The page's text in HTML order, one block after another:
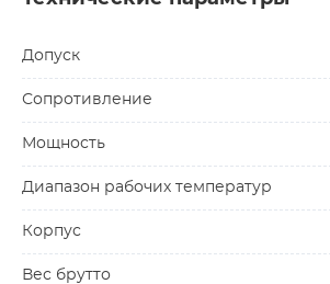
Допуск
Сопротивление
Мощность
Диапазон рабочих температур
Корпус
Вес брутто